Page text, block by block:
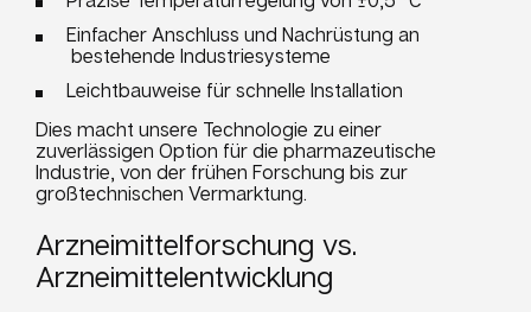
Einfacher Anschluss und Nachrüstung an
bestehende Industriesysteme
Leichtbauweise für schnelle Installation
Dies macht unsere Technologie zu einer
zuverlässigen Option für die pharmazeutische
Industrie, von der frühen Forschung bis zur
großtechnischen Vermarktung.
Arzneimittelforschung vs.
Arzneimittelentwicklung